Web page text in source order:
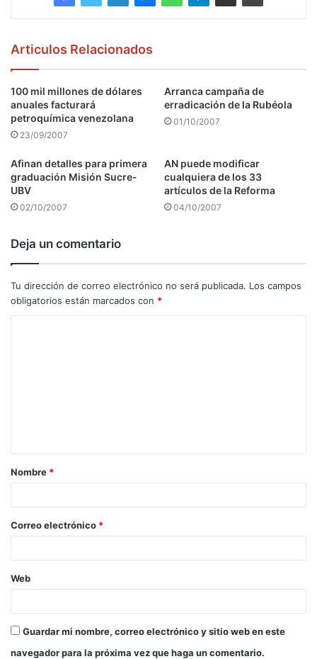
Articulos Relacionados
100 mil millones de dólares
anuales facturará
petroquímica venezolana
23/09/2007
Arranca campaña de
erradicación de la Rubéola
01/10/2007
Afinan detalles para primera
graduación Misión Sucre-
UBV
02/10/2007
AN puede modificar
cualquiera de los 33
artículos de la Reforma
04/10/2007
Deja un comentario
Tu dirección de correo electrónico no será publicada. Los campos
obligatorios están marcados con *
a
r
*
Nombre *
Correo electrónico *
Web
Guardar mi nombre, correo electrónico y sitio web en este
navegador para la próxima vez que haga un comentario.